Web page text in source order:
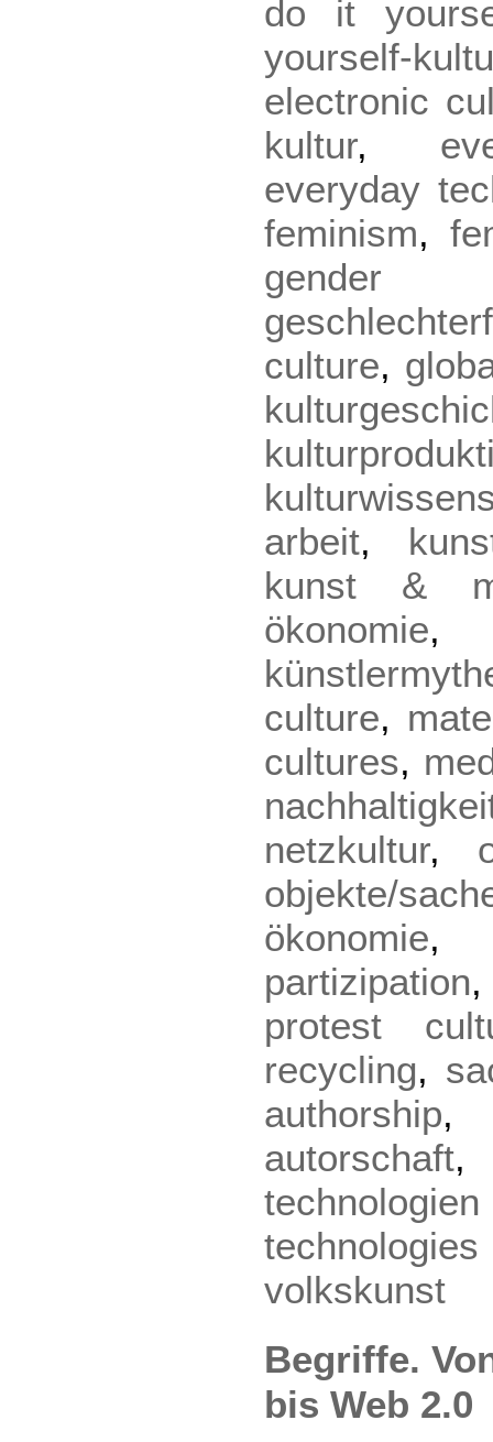
do it
yourself-
electronic
kultur,
everyday
feminism,
culture,
arbeit,
kunst &
ökonomie
culture,
cultures,
netzkultur,
objekte/
ökonomie
partizipation
protest
recycling,
authorship
autorschaft
volkskunst
Begriffe.
bis Web 2.0